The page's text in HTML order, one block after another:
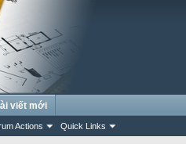
Actions Quick Links
viết mới